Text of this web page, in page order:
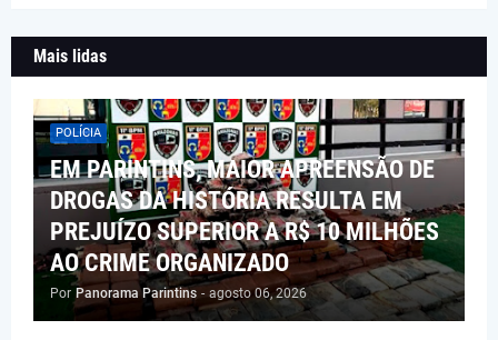
Mais lidas
POLÍCIA
EM PARINTINS, MAIOR APREENSÃO DE
DROGAS DA HISTÓRIA RESULTA EM
PREJUÍZO SUPERIOR A R$ 10 MILHÕES
AO CRIME ORGANIZADO
Por Panorama Parintins - agosto 06, 2026